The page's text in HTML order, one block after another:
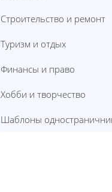
Строительство и ремонт
Туризм и отдых
Финансы и право
Хобби и творчество
Шаблоны